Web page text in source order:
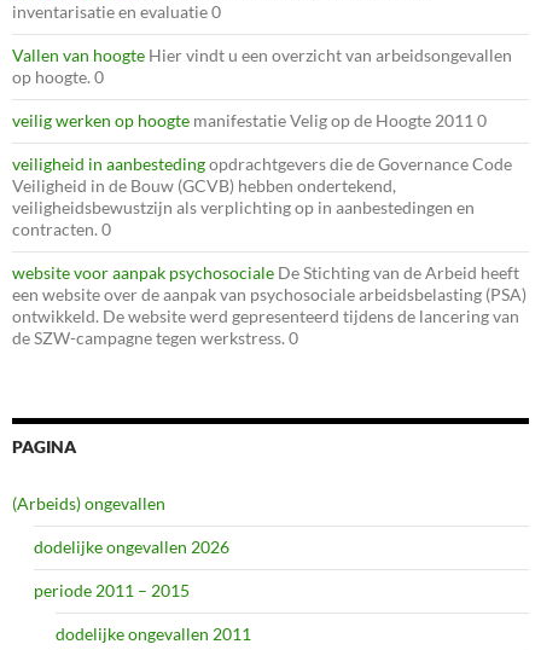
inventarisatie en evaluatie 0
Vallen van hoogte Hier vindt u een overzicht van arbeidsongevallen
op hoogte. 0
veilig werken op hoogte manifestatie Velig op de Hoogte 2011 0
veiligheid in aanbestedingopdrachtgevers die de Governance Code
Veiligheid in de Bouw (GCVB) hebben ondertekend,
veiligheidsbewustzijn als verplichting op in aanbestedingen en
contracten. 0
website voor aanpak psychosociale De Stichting van de Arbeid heeft
een website over de aanpak van psychosociale arbeidsbelasting (PSA)
ontwikkeld. De website werd gepresenteerd tijdens de lancering van
de SZW-campagne tegen werkstress. 0
PAGINA
(Arbeids) ongevallen
dodelijke ongevallen 2026
periode 2011 – 2015
dodelijke ongevallen 2011